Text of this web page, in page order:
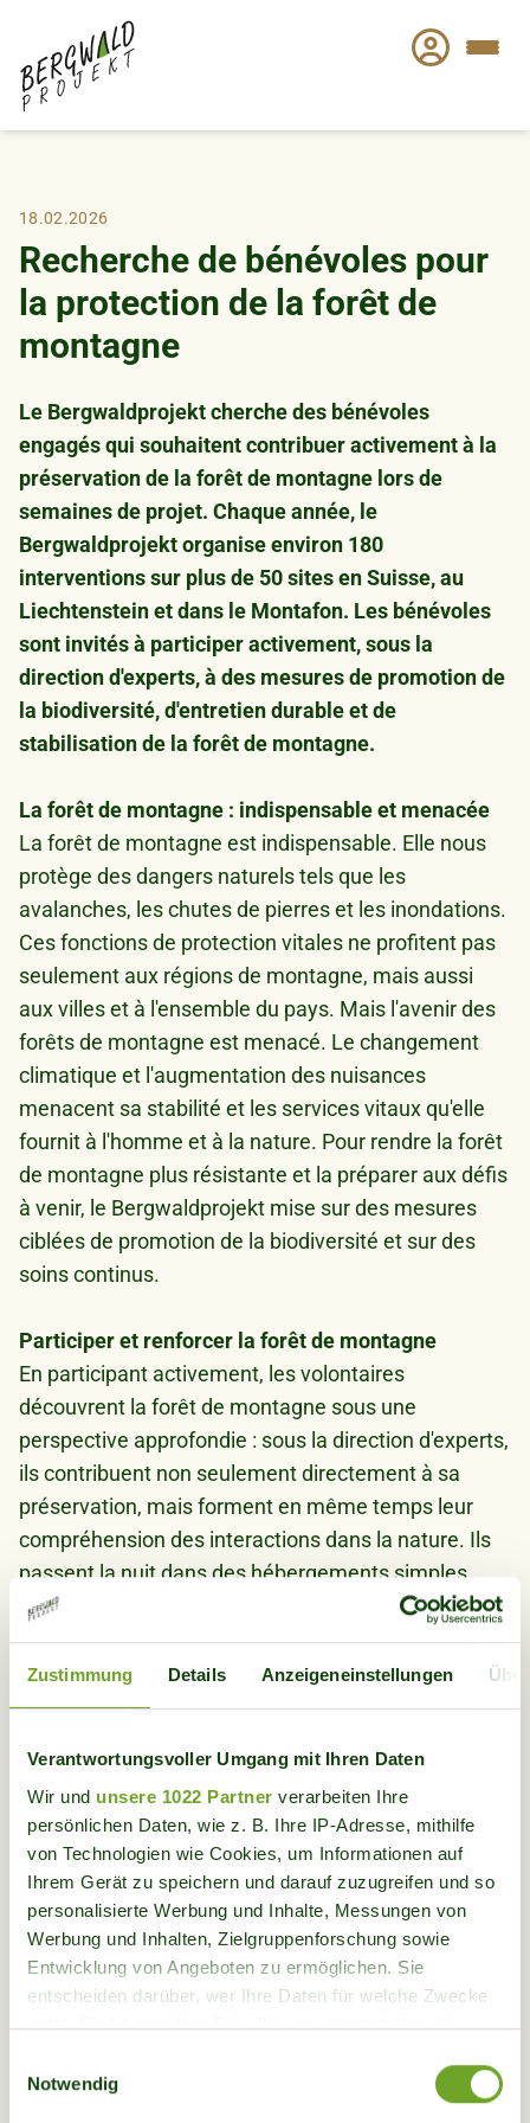
Zustimmung Details Anzeigeneinstellungen
Verantwortungsvoller Umgang mit Ihren Daten
Wir und unsere 1022 Partner verarbeiten Ihre
persönlichen Daten, wie z. B. Ihre IP-Adresse, mithilfe
von Technologien wie Cookies, um Informationen auf
Ihrem Gerät zu speichern und darauf zuzugreifen und so
personalisierte Werbung und Inhalte, Messungen von
Werbung und Inhalten, Zielgruppenforschung sowie
Entwicklung von Angeboten zu ermöglichen. Sie
entscheiden darüber, wer Ihre Daten für welche Zwecke
nutzt. Sie können Ihre Einwilligung jederzeit über die
Trigger Symbol ändern oder widerrufen
Notwendig
contenu
principal
18.02.2026
Recherche de bénévoles pour
la protection de la forêt de
montagne
Le Bergwaldprojekt cherche des bénévoles
engagés qui souhaitent contribuer activement à la
préservation de la forêt de montagne lors de
semaines de projet. Chaque année, le
Bergwaldprojekt organise environ 180
interventions sur plus de 50 sites en Suisse, au
Liechtenstein et dans le Montafon. Les bénévoles
sont invités à participer activement, sous la
direction d'experts, à des mesures de promotion de
la biodiversité, d'entretien durable et de
stabilisation de la forêt de montagne.
La forêt de montagne : indispensable et menacée
La forêt de montagne est indispensable. Elle nous
protège des dangers naturels tels que les
avalanches, les chutes de pierres et les inondations.
Ces fonctions de protection vitales ne profitent pas
seulement aux régions de montagne, mais aussi
aux villes et à l'ensemble du pays. Mais l'avenir des
forêts de montagne est menacé. Le changement
climatique et l'augmentation des nuisances
menacent sa stabilité et les services vitaux qu'elle
fournit à l'homme et à la nature. Pour rendre la forêt
de montagne plus résistante et la préparer aux défis
à venir, le Bergwaldprojekt mise sur des mesures
ciblées de promotion de la biodiversité et sur des
soins continus.
Participer et renforcer la forêt de montagne
En participant activement, les volontaires
découvrent la forêt de montagne sous une
perspective approfondie : sous la direction d'experts,
ils contribuent non seulement directement à sa
préservation, mais forment en même temps leur
compréhension des interactions dans la nature. Ils
passent la nuit dans des hébergements simples
situés directement dans la zone d'intervention et les
repas sont régionaux, saisonniers et biologiques.
Les semaines de projet ne sont pas seulement
ouvertes aux personnes individuelles - les familles,
peuvent également s'engager.
Le programme annuel 2026 est en ligne et les
inscriptions sont ouvertes. Les personnes
intéressées peuvent s'informer sur les projets et
s'inscrire directement sur le site
www.bergwaldprojekt.ch
Agir ensemble, protéger la diversité, renforcer la